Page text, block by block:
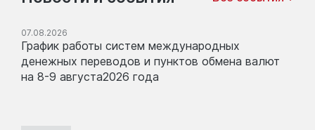
07.08.2026
График работы систем международных
денежных переводов и пунктов обмена валют
на 8-9 августа2026 года